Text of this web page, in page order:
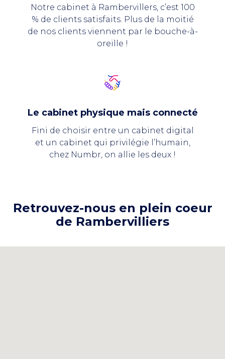
Notre cabinet à Rambervillers, c’est 100
% de clients satisfaits. Plus de la moitié
de nos clients viennent par le bouche-à-
oreille !
Le cabinet physique mais connecté
Fini de choisir entre un cabinet digital
et un cabinet qui privilégie l’humain,
chez Numbr, on allie les deux !
Retrouvez-nous en plein coeur
de Rambervilliers